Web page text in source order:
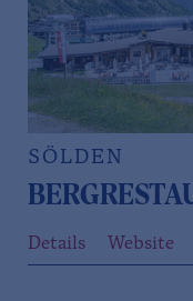
SÖLDEN
Details Website